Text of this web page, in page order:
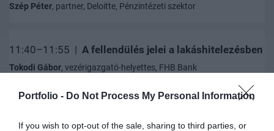
Portfolio - Do Not Process My Personal Information
If you wish to opt-out of the sale, sharing to third parties, or
Szép Péter, partner, Deloitte, Pénzintézeti szektor
11:40–11:55 | A fellendülés jelei a lakáshitelezésben
Tokodi Gábor, vezérigazgató-helyettes, FHB Bank
hitelezés - Mit, kinek, hol értékesítsünk?